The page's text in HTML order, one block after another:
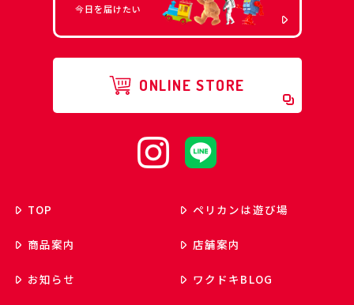
今日を届けたい
ONLINE STORE
TOP ペリカンは遊び場
商品案内 店舗案内
お知らせ ワクドキBLOG